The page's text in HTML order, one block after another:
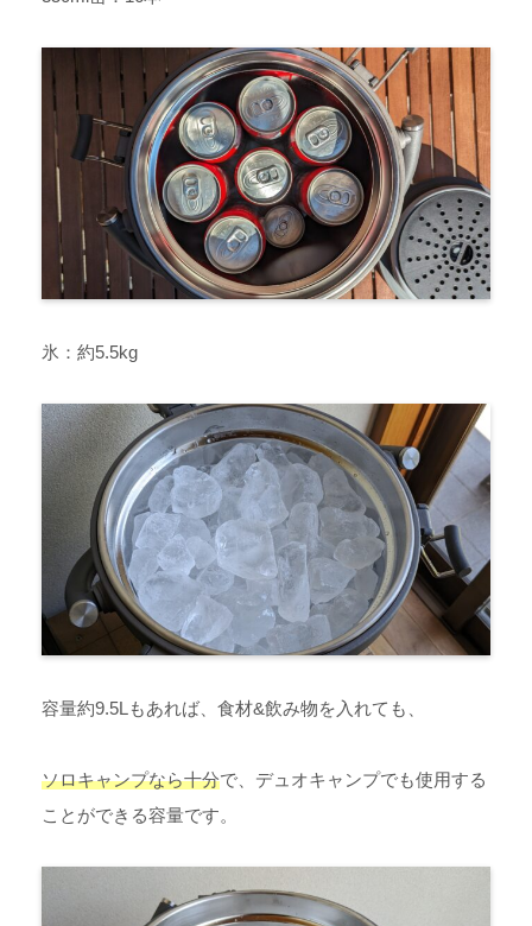
氷：約5.5kg
容量約9.5Lもあれば、食材&飲み物を入れても、
ソロキャンプなら十分で、デュオキャンプでも使用する
ことができる容量です。